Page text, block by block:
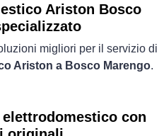
Ariston Bosco
migliori per il servizio di
Ariston a Bosco Marengo.
con